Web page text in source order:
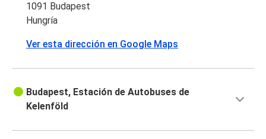
1091 Budapest
Hungría
Ver esta dirección en Google Maps
Budapest, Estación de Autobuses de
Kelenföld